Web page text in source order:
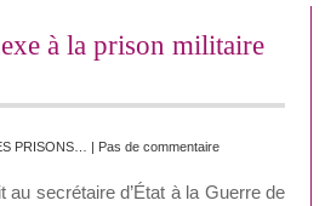
à la prison militaire
PRISONS… | Pas de commentaire
au secrétaire d’État à la Guerre de